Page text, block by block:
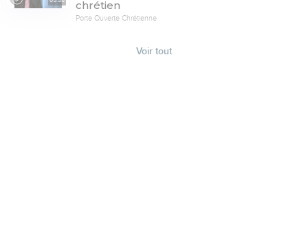
chrétien
Porte Ouverte Chrétienne
Voir tout